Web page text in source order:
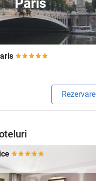
Rezervare